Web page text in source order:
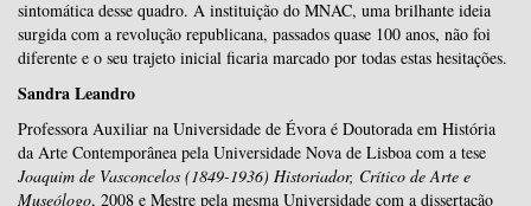
sintomática desse quadro. A instituição do MNAC, uma brilhante ideia
surgida com a revolução republicana, passados quase 100 anos, não foi
diferente e o seu trajeto inicial ficaria marcado por todas estas hesitações.
Sandra Leandro
Professora Auxiliar na Universidade de Évora é Doutorada em História
da Arte Contemporânea pela Universidade Nova de Lisboa com a tese
Joaquim de Vasconcelos (1849-1936) Historiador, Crítico de Arte e
Museólogo, 2008 e Mestre pela mesma Universidade com a dissertação